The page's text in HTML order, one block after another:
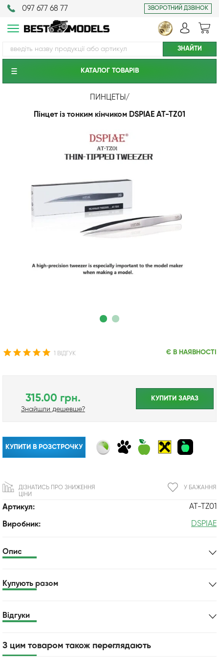
097 677 68 77 ЗВОРОТНИЙ ДЗВІНОК
КАТАЛОГ ТОВАРIВ
ПИНЦЕТЫ /
Пінцет із тонким кінчиком DSPIAE AT-TZ01
1 ВІДГУК Є В НАЯВНОСТІ
Артикул: AT-TZ01
Виробник: DSPIAE
315.00 грн.
Знайшли дешевше?
КУПИТИ ЗАРАЗ
КУПИТИ В РОЗСТРОЧКУ
У БАЖАННЯ
ДІЗНАТИСЬ ПРО ЗНИЖЕННЯ
ЦІНИ
Опис
Купують разом
Відгуки
З цим товаром також переглядають